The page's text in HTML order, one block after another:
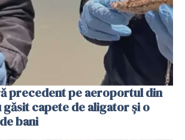
precedent pe aeroportul din
găsit capete de aligator și o
bani